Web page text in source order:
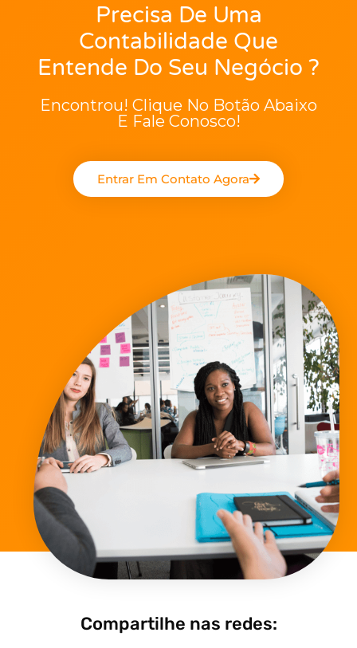
Precisa De Uma
Contabilidade Que
Entende Do Seu Negócio ?
Encontrou! Clique No Botão Abaixo
E Fale Conosco!
Entrar Em Contato Agora
Compartilhe nas redes: